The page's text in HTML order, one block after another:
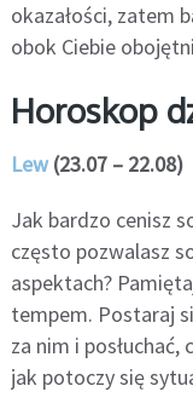
okazałości, zatem
obok Ciebie
Horoskop
Lew(23.07 – 22.08)
Jak bardzo cenisz
często pozwalasz
aspektach?
tempem. Postaraj
za nim i
jak potoczy się